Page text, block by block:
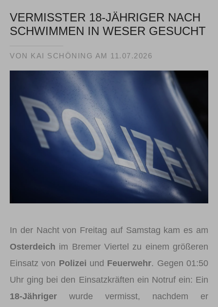
VERMISSTER 18-JÄHRIGER NACH
SCHWIMMEN IN WESER GESUCHT
VON KAI SCHÖNING AM 11.07.2026
In der Nacht von Freitag auf Samstag kam es am
Osterdeich im Bremer Viertel zu einem größeren
Einsatz von Polizei und Feuerwehr. Gegen 01:50
Uhr ging bei den Einsatzkräften ein Notruf ein: Ein
18-Jähriger wurde vermisst, nachdem er